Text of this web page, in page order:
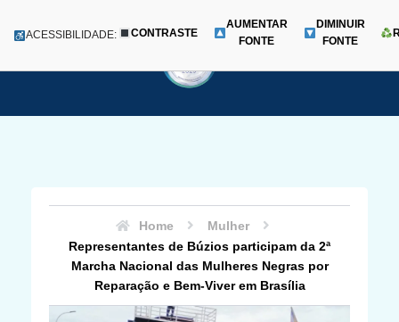
para
Menu
ACESSIBILIDADE: CONTRASTE
AUMENTAR
FONTE
DIMINUIR
FONTE
Home
Mulher
Representantes de Búzios participam da 2ª
Marcha Nacional das Mulheres Negras por
Reparação e Bem-Viver em Brasília